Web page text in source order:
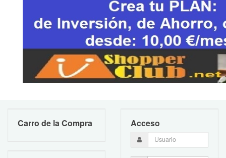
Carro de la Compra Acceso